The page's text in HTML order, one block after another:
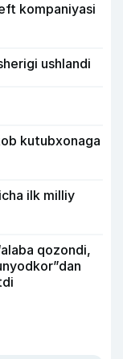
kompaniyasi
ushlandi
kutubxonaga
ilk milliy
qozondi,